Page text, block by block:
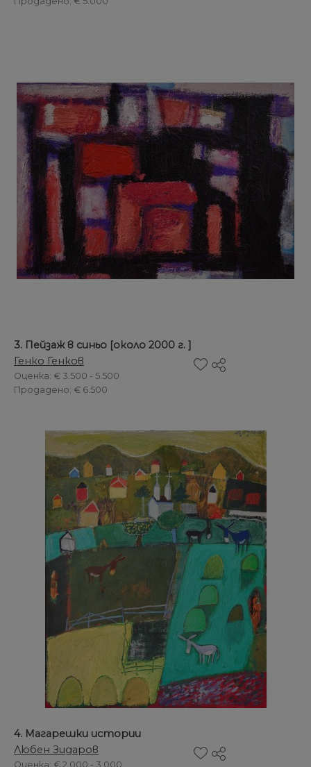
3. Пейзаж в синьо [около 2000 г. ]
Генко Генков
Оценка: € 3.500 - 5.500
Продадено: € 6.500
4. Магарешки истории
Любен Зидаров
Оценка: € 2.000 - 3.000